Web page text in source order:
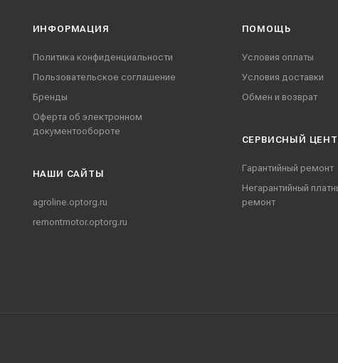
ИНФОРМАЦИЯ
Политика конфиденциальности
Пользовательское соглашение
Бренды
Оферта об электронном
документообороте
НАШИ CАЙТЫ
agroline.optorg.ru
remontmotor.optorg.ru
ПОМОЩЬ
Условия оплаты
Условия доставки
Обмен и возврат
СЕРВИСНЫЙ
Гарантийный ремонт
Негарантийный
ремонт